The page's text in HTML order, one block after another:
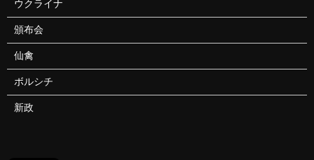
ウクライナ
頒布会
仙禽
ボルシチ
新政